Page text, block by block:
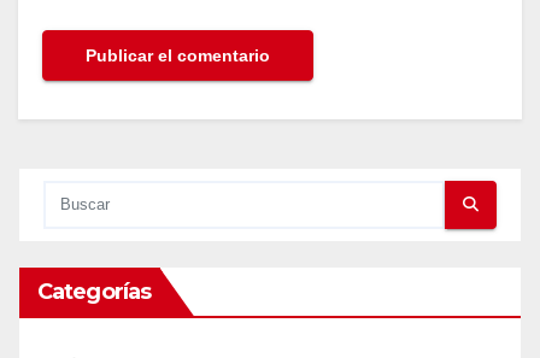
Categorías